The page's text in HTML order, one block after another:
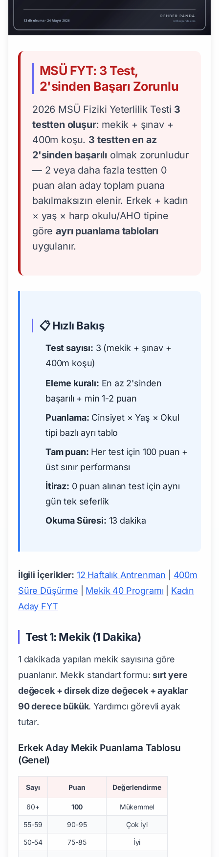
MSÜ FYT: 3 Test,
2'sinden Başarı Zorunlu
2026 MSÜ Fiziki Yeterlilik Testi 3
testten oluşur: mekik + şınav +
400m koşu. 3 testten en az
2'sinden başarılı olmak zorunludur
— 2 veya daha fazla testten 0
puan alan aday toplam puana
bakılmaksızın elenir. Erkek + kadın
× yaş × harp okulu/AHO tipine
göreayrı puanlama tabloları
uygulanır.
📋 Hızlı Bakış
Test sayısı: 3 (mekik + şınav +
400m koşu)
Eleme kuralı: En az 2'sinden
başarılı + min 1-2 puan
Puanlama: Cinsiyet × Yaş × Okul
tipi bazlı ayrı tablo
Tam puan: Her test için 100 puan +
üst sınır performansı
İtiraz: 0 puan alınan test için aynı
gün tek seferlik
Okuma Süresi: 13 dakika
İlgili İçerikler: 12 Haftalık Antrenman
400m
Süre Düşürme
Mekik 40 Programı
Kadın
Aday FYT
Test 1: Mekik (1 Dakika)
1 dakikada yapılan mekik sayısına göre
puanlanır. Mekik standart formu:sırt yere
değecek + dirsek dize değecek + ayaklar
90 derece bükük. Yardımcı görevli ayak
tutar.
Erkek Aday Mekik Puanlama Tablosu
(Genel)
Sayı Puan Değerlendirme
60+ 100 Mükemmel
55-59 90-95 Çok İyi
50-54 75-85 İyi